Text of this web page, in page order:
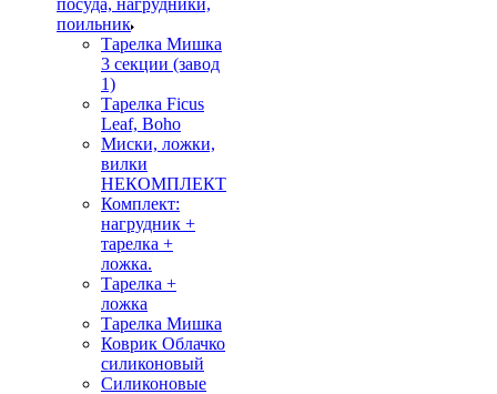
посуда, нагрудники,
поильник
Тарелка Мишка
3 секции (завод
1)
Тарелка Ficus
Leaf, Boho
Миски, ложки,
вилки
НЕКОМПЛЕКТ
Комплект:
нагрудник +
тарелка +
ложка.
Тарелка +
ложка
Тарелка Мишка
Коврик Облачко
силиконовый
Силиконовые